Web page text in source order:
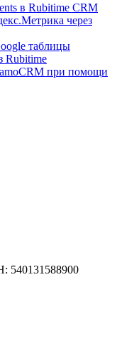
в Rubitime CRM
через
таблицы
Rubitime
amoCRM при помощи